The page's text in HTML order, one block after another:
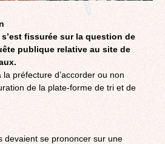
fissurée sur la question de
publique relative au site de
préfecture d’accorder ou non
de la plate-forme de tri et de
devaient se prononcer sur une